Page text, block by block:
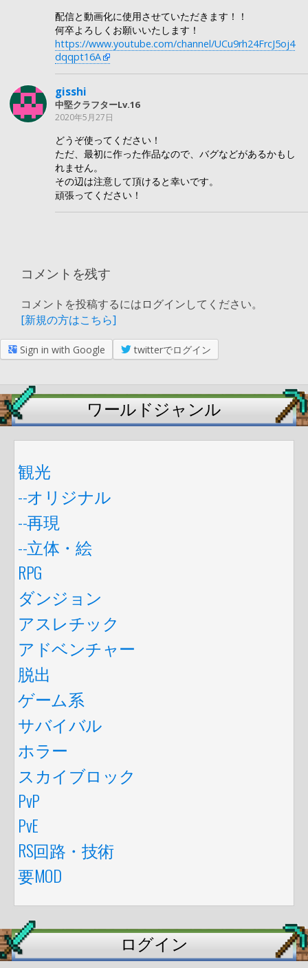
配信と動画化に使用させていただきます！！
何卒よろしくお願いいたします！
https://www.youtube.com/channel/UCu9rh24FrcJ5oj4
dqqpt16A
gisshi
中堅クラフターLv.16
2020年5月27日
どうぞ使ってください！
ただ、最初に作った作品なので、バグなどがあるかもし
れません。
その辺は注意して頂けると幸いです。
頑張ってください！
コメントを残す
コメントを投稿するにはログインしてください。
[新規の方はこちら]
Sign in with Google twitterでログイン
ワールドジャンル
観光
--オリジナル
--再現
--立体・絵
RPG
ダンジョン
アスレチック
アドベンチャー
脱出
ゲーム系
サバイバル
ホラー
スカイブロック
PvP
PvE
RS回路・技術
要MOD
ログイン